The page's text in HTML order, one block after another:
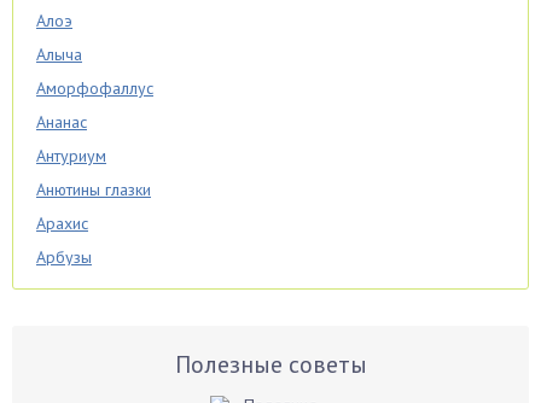
Алоэ
Алыча
Аморфофаллус
Ананас
Антуриум
Анютины глазки
Арахис
Арбузы
Аспарагус
Полезные советы